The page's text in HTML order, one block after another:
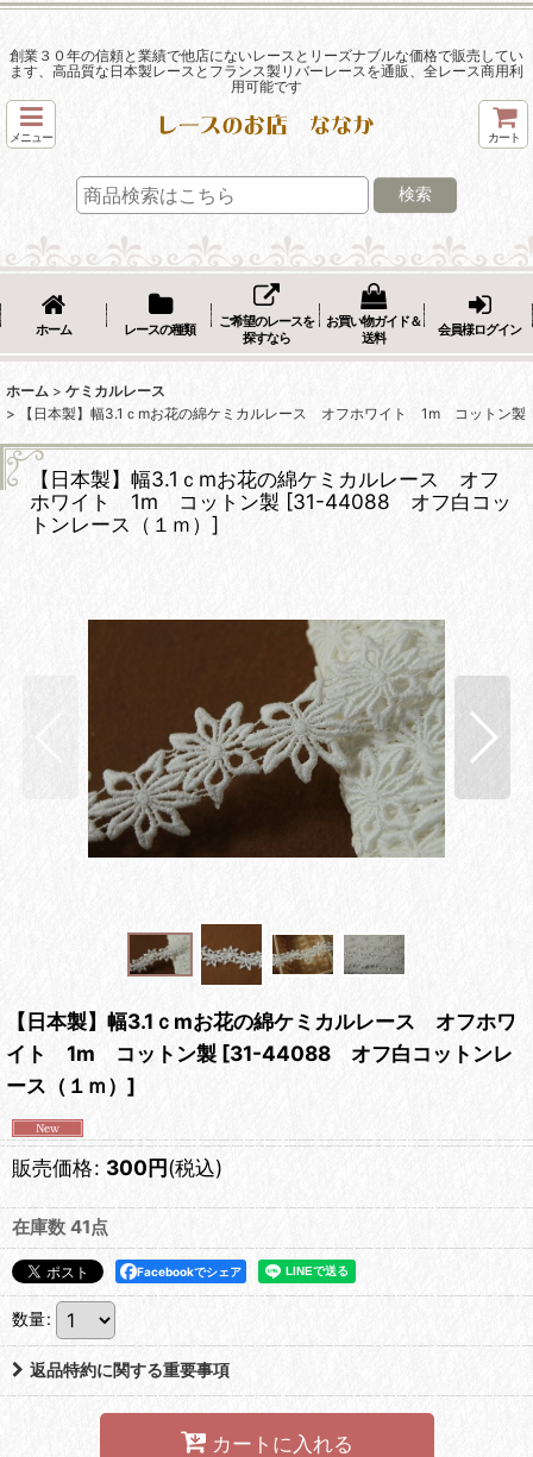
創業３０年の信頼と業績で他店にないレースとリーズナブルな価格で販売してい
ます、高品質な日本製レースとフランス製リバーレースを通販、全レース商用利
用可能です
メニュー カート
検索
ホーム レースの種類
ご希望のレースを
探すなら
お買い物ガイド＆
送料
会員様ログイン
ホーム > ケミカルレース
>
【日本製】幅3.1ｃmお花の綿ケミカルレース オフホワイト 1m コットン製
【日本製】幅3.1ｃmお花の綿ケミカルレース オフ
ホワイト 1m コットン製 [31-44088 オフ白コッ
トンレース（１ｍ） ]
【日本製】幅3.1ｃmお花の綿ケミカルレース オフホワ
イト 1m コットン製 [31-44088 オフ白コットンレ
ース（１ｍ） ]
販売価格: 300円(税込)
在庫数 41点
Facebookでシェア
数量:
返品特約に関する重要事項
カートに入れる